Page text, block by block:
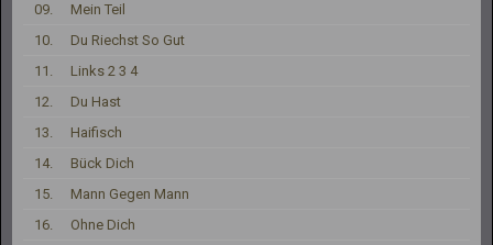
09.
Mein Teil
10.
Du Riechst So Gut
11.
Links 2 3 4
12.
Du Hast
13.
Haifisch
14.
Bück Dich
15.
Mann Gegen Mann
16.
Ohne Dich